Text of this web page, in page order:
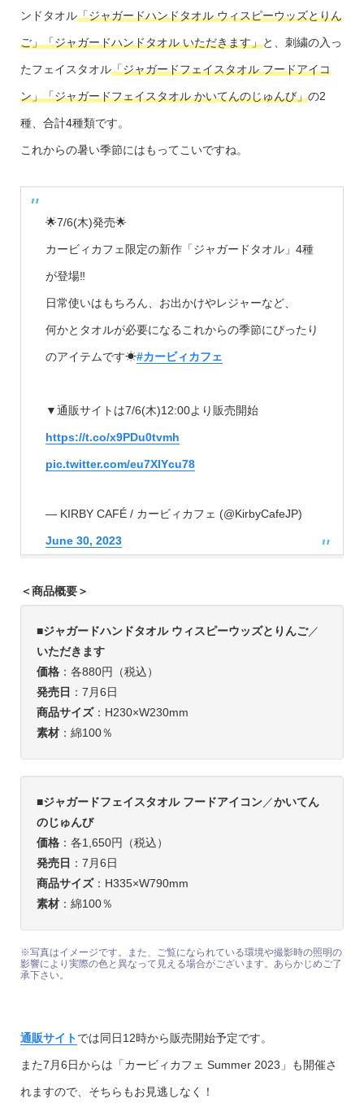
ンドタオル「ジャガードハンドタオル ウィスピーウッズとりん
ご」「ジャガードハンドタオル いただきます」と、刺繍の入っ
たフェイスタオル「ジャガードフェイスタオル フードアイコ
ン」「ジャガードフェイスタオル かいてんのじゅんび」の2
種、合計4種類です。
これからの暑い季節にはもってこいですね。
🌟7/6(木)発売🌟
カービィカフェ限定の新作「ジャガードタオル」4種
が登場‼
日常使いはもちろん、お出かけやレジャーなど、
何かとタオルが必要になるこれからの季節にぴったり
のアイテムです☀#カービィカフェ
▼通販サイトは7/6(木)12:00より販売開始
https://t.co/x9PDu0tvmh
pic.twitter.com/eu7XlYcu78
— KIRBY CAFÉ / カービィカフェ (@KirbyCafeJP)
June 30, 2023
＜商品概要＞
■ジャガードハンドタオル ウィスピーウッズとりんご／
いただきます
価格：各880円（税込）
発売日 ：7月6日
商品サイズ：H230×W230mm
素材：綿100％
■ジャガードフェイスタオル フードアイコン／かいてん
のじゅんび
価格：各1,650円（税込）
発売日 ：7月6日
商品サイズ：H335×W790mm
素材：綿100％
※写真はイメージです。また、ご覧になられている環境や撮影時の照明の
影響により実際の色と異なって見える場合がございます。あらかじめご了
承下さい。
通販サイトでは同日12時から販売開始予定です。
また7月6日からは「カービィカフェ Summer 2023」も開催さ
れますので、そちらもお見逃しなく！